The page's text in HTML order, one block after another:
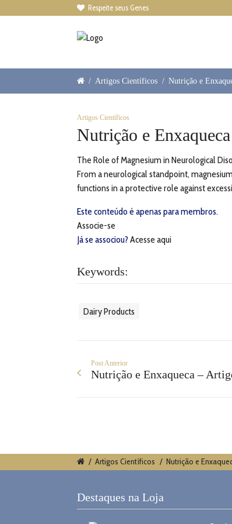
 Respeite seus Genes
/ Artigos Científicos / Nutrição e
Artigos Científicos
Nutrição e
The Role of Magnesium in Neurological
From a neurological standpoint,
functions in a protective role against
Este conteúdo é apenas para membros.
Associe-se
Já se associou? Acesse aqui
Keywords:
Dairy Products
Post Anterior
Nutrição e Enxaqueca –
/ Artigos Científicos / Nutrição e
Destaques na Loja